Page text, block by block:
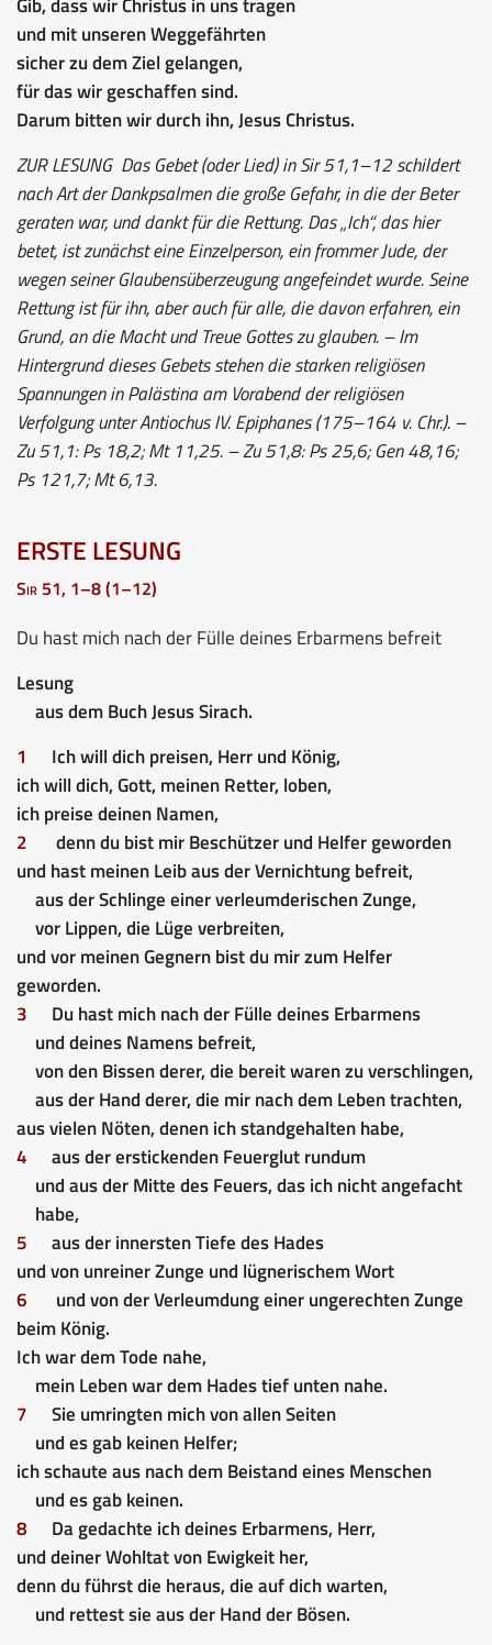
und mit unseren Weggefährten
sicher zu dem Ziel gelangen,
für das wir geschaffen sind.
Darum bitten wir durch ihn, Jesus Christus.
ZUR LESUNGDas Gebet (oder Lied) in Sir 51,1–12 schildert
nach Art der Dankpsalmen die große Gefahr, in die der Beter
geraten war, und dankt für die Rettung. Das „Ich“, das hier
betet, ist zunächst eine Einzelperson, ein frommer Jude, der
wegen seiner Glaubensüberzeugung angefeindet wurde. Seine
Rettung ist für ihn, aber auch für alle, die davon erfahren, ein
Grund, an die Macht und Treue Gottes zu glauben. – Im
Hintergrund dieses Gebets stehen die starken religiösen
Spannungen in Palästina am Vorabend der religiösen
Verfolgung unter Antiochus IV. Epiphanes (175–164 v. Chr.). –
Zu 51,1: Ps 18,2; Mt 11,25. – Zu 51,8: Ps 25,6; Gen 48,16;
Ps 121,7; Mt 6,13.
ERSTE LESUNG
Sir 51, 1–8 (1–12)
Du hast mich nach der Fülle deines Erbarmens befreit
Lesung
aus dem Buch Jesus Sirach.
1
Ich will dich preisen, Herr und König,
ich will dich, Gott, meinen Retter, loben,
ich preise deinen Namen,
2
denn du bist mir Beschützer und Helfer geworden
und hast meinen Leib aus der Vernichtung befreit,
aus der Schlinge einer verleumderischen Zunge,
vor Lippen, die Lüge verbreiten,
und vor meinen Gegnern bist du mir zum Helfer
geworden.
3
Du hast mich nach der Fülle deines Erbarmens
und deines Namens befreit,
von den Bissen derer, die bereit waren zu verschlingen,
aus der Hand derer, die mir nach dem Leben trachten,
aus vielen Nöten, denen ich standgehalten habe,
4
aus der erstickenden Feuerglut rundum
und aus der Mitte des Feuers, das ich nicht angefacht
habe,
5
aus der innersten Tiefe des Hades
und von unreiner Zunge und lügnerischem Wort
6
und von der Verleumdung einer ungerechten Zunge
beim König.
Ich war dem Tode nahe,
mein Leben war dem Hades tief unten nahe.
7
Sie umringten mich von allen Seiten
und es gab keinen Helfer;
ich schaute aus nach dem Beistand eines Menschen
und es gab keinen.
8
Da gedachte ich deines Erbarmens, Herr,
und deiner Wohltat von Ewigkeit her,
denn du führst die heraus, die auf dich warten,
und rettest sie aus der Hand der Bösen.